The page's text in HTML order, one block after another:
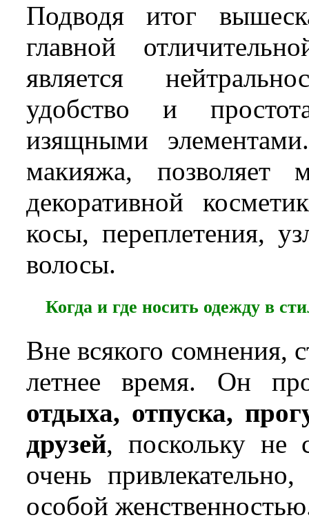
Подводя итог
главной
является
удобство и
изящными
макияжа, позволяет
декоративной
косы, переплетения,
волосы.
Когда и где носить одежду в
Вне всякого сомнения,
летнее время. Он
отдыха, отпуска,
друзей, поскольку не
очень
особой